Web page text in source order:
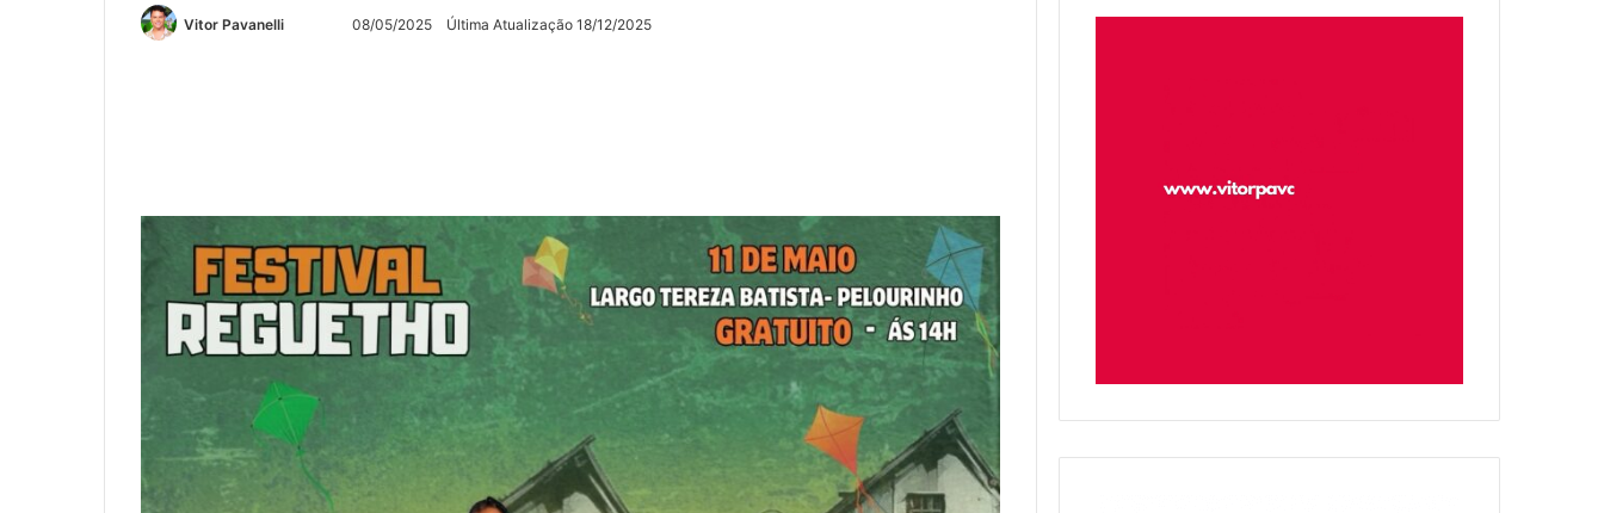
Vitor Pavanelli
Mande08/05/2025 Última Atualização 18/12/2025